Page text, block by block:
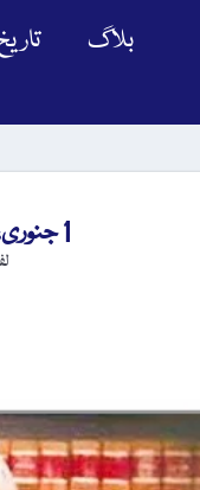
بلاگ
1 جنوری، حنیف رامے کا یومِ انتقال